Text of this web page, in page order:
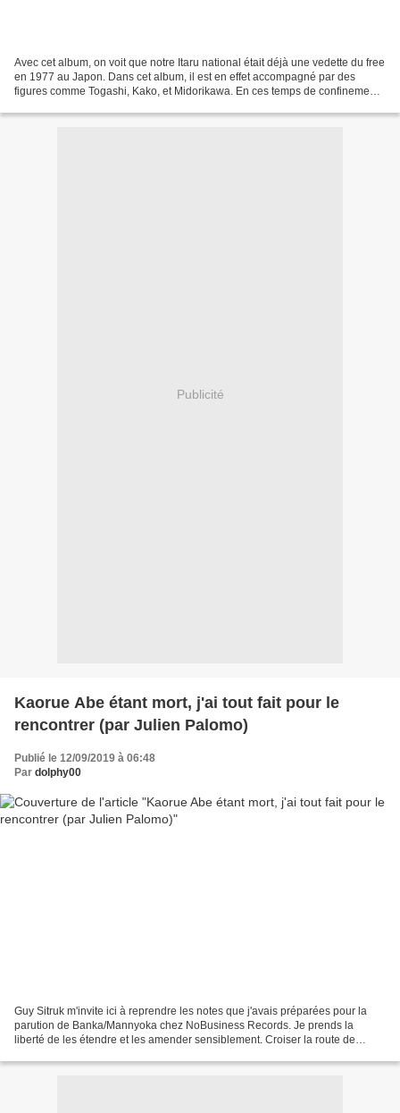
Avec cet album, on voit que notre Itaru national était déjà une vedette du free
en 1977 au Japon. Dans cet album, il est en effet accompagné par des
figures comme Togashi, Kako, et Midorikawa. En ces temps de confinement,
Publicité
Kaorue Abe étant mort, j'ai tout fait pour le
rencontrer (par Julien Palomo)
Publié le 12/09/2019 à 06:48
Par dolphy00
Guy Sitruk m'invite ici à reprendre les notes que j'avais préparées pour la
parution de Banka/Mannyoka chez NoBusiness Records. Je prends la
liberté de les étendre et les amender sensiblement. Croiser la route de